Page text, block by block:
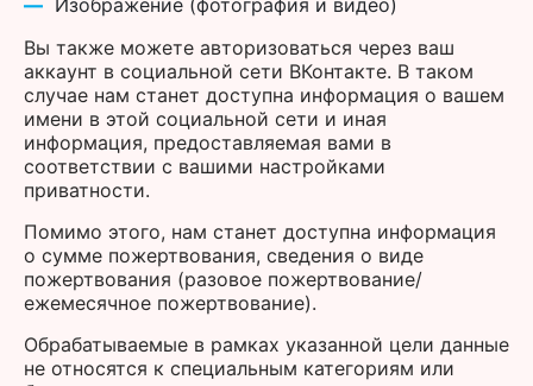
Изображение (фотография и видео)
Вы также можете авторизоваться через ваш
аккаунт в социальной сети ВКонтакте. В таком
случае нам станет доступна информация о вашем
имени в этой социальной сети и иная
информация, предоставляемая вами в
соответствии с вашими настройками
приватности.
Помимо этого, нам станет доступна информация
о сумме пожертвования, сведения о виде
пожертвования (разовое пожертвование/
ежемесячное пожертвование).
Обрабатываемые в рамках указанной цели данные
не относятся к специальным категориям или